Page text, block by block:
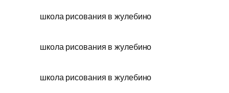
школа рисования в жулебино
школа рисования в жулебино
школа рисования в жулебино